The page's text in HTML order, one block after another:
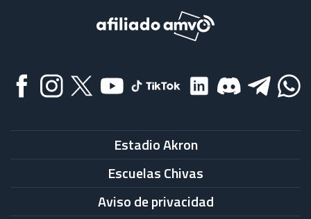
Estadio Akron
Escuelas Chivas
Aviso de privacidad